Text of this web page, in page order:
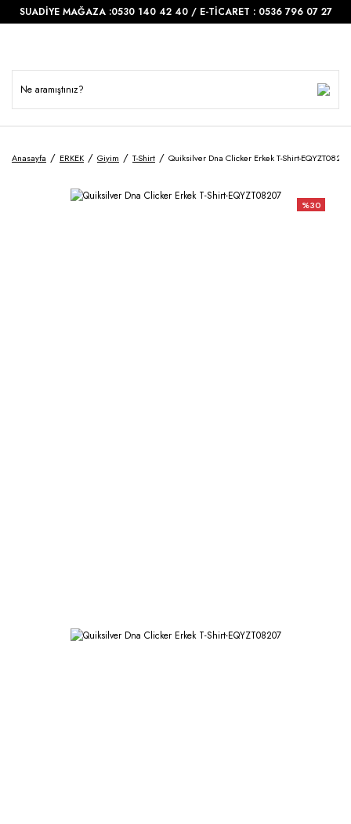
SUADİYE MAĞAZA :0530 140 42 40 / E-TİCARET : 0536 796 07 27
Anasayfa ERKEK Giyim T-Shirt Quiksilver Dna Clicker Erkek T-Shirt-EQYZT08207
%30